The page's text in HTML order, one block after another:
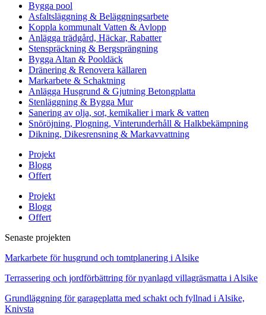
Bygga pool
Asfaltsläggning & Beläggningsarbete
Koppla kommunalt Vatten & Avlopp
Anlägga trädgård, Häckar, Rabatter
Stenspräckning & Bergsprängning
Bygga Altan & Pooldäck
Dränering & Renovera källaren
Markarbete & Schaktning
Anlägga Husgrund & Gjutning Betongplatta
Stenläggning & Bygga Mur
Sanering av olja, sot, kemikalier i mark & vatten
Snöröjning, Plogning, Vinterunderhåll & Halkbekämpning
Dikning, Dikesrensning & Markavvattning
Projekt
Blogg
Offert
Projekt
Blogg
Offert
Senaste projekten
Markarbete för husgrund och tomtplanering i Alsike
Terrassering och jordförbättring för nyanlagd villagräsmatta i Alsike
Grundläggning för garageplatta med schakt och fyllnad i Alsike,
Knivsta